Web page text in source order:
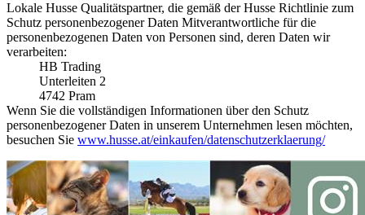
Lokale Husse Qualitätspartner, die gemäß der Husse Richtlinie zum
Schutz personenbezogener Daten Mitverantwortliche für die
personenbezogenen Daten von Personen sind, deren Daten wir
verarbeiten:
HB Trading
Unterleiten 2
4742 Pram
Wenn Sie die vollständigen Informationen über den Schutz
personenbezogener Daten in unserem Unternehmen lesen möchten,
besuchen Sie www.husse.at/einkaufen/datenschutzerklaerung/